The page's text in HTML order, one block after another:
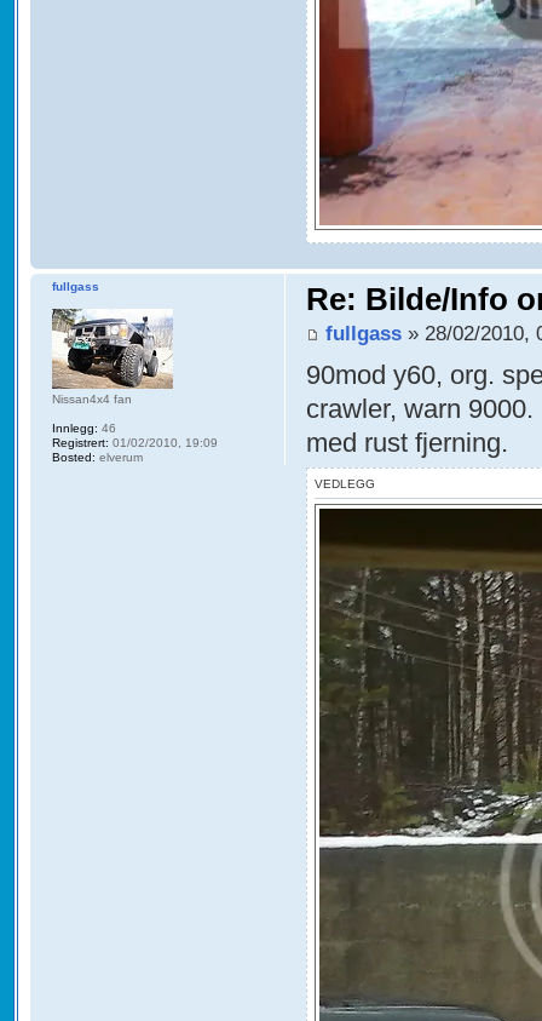
Re: Bilde/Info
fullgass » 28/02/2010,
90mod y60, org.
crawler, warn
med rust fjerning.
VEDLEGG
fullgass
Nissan4x4 fan
Innlegg: 46
Registrert: 01/02/2010, 19:09
Bosted: elverum